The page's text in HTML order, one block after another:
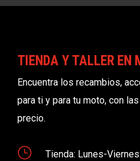
TIENDA Y TALLER EN
Encuentra los recambios,
para ti y para tu moto, con
precio.
}
Tienda: Lunes-